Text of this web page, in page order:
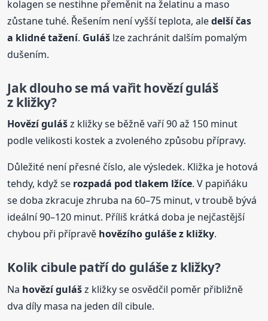
kolagen se nestihne přeměnit na želatinu a maso
zůstane tuhé. Řešením není vyšší teplota, aledelší čas
a klidné tažení. Guláš lze zachránit dalším pomalým
dušením.
Jak dlouho se má vařithovězíguláš
z kližky?
Hovězígulášz kližky se běžně vaří 90 až 150 minut
podle velikosti kostek a zvoleného způsobu přípravy.
Důležité není přesné číslo, ale výsledek. Kližka je hotová
tehdy, když se rozpadá pod tlakem lžíce. V papiňáku
se doba zkracuje zhruba na 60–75 minut, v troubě bývá
ideální 90–120 minut. Příliš krátká doba je nejčastější
chybou při přípravě hovězíhoguláše z kližky.
Kolik cibule patří do guláše z kližky?
Na hovězígulášz kližky se osvědčil poměr přibližně
dva díly masa na jeden díl cibule.